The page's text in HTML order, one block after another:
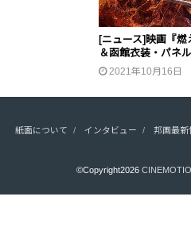
[ニュース]映画『燃
＆函館衣装・パネ
2021年10月16日
紙面について インタビュー 邦画最新
©Copyright2026